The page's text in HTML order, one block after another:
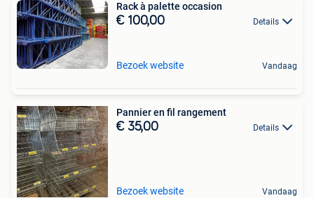
Rack à palette occasion
€ 100,00 Details
Bezoek website Vandaag
Pannier en fil rangement
€ 35,00 Details
Bezoek website Vandaag